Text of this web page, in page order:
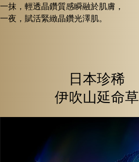
一抹，輕透晶鑽質感瞬融於肌膚，
一夜，賦活緊緻晶鑽光澤肌。
日本珍稀
伊吹山延命草